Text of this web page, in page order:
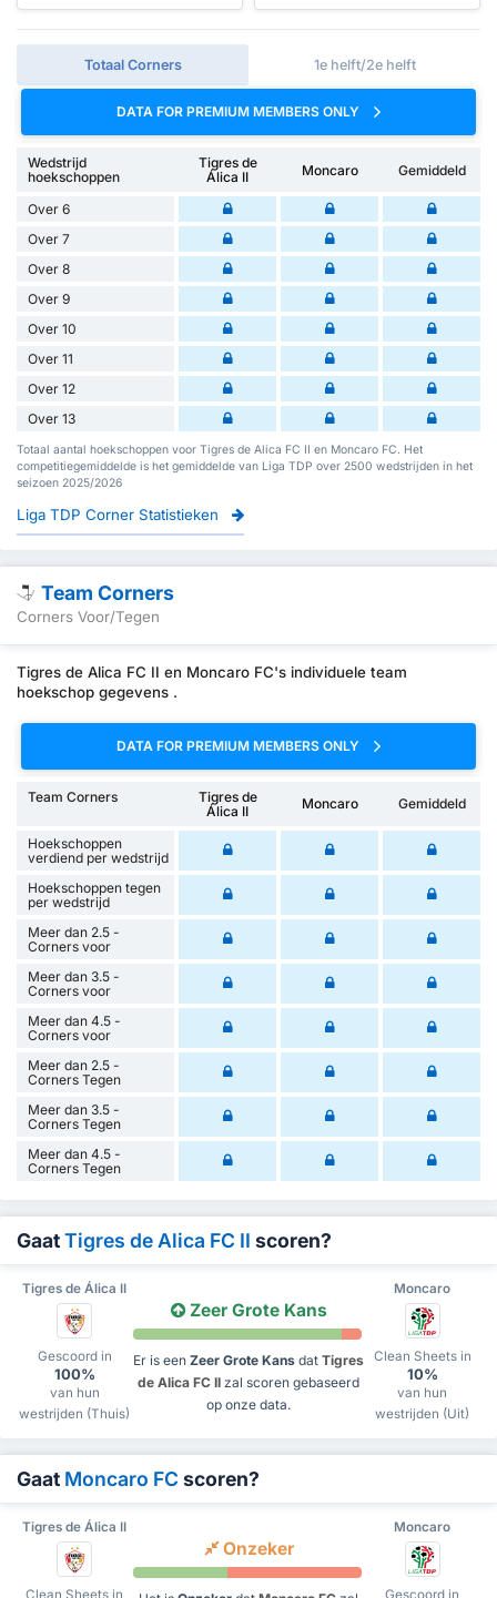
Totaal Corners 1e helft/2e helft
DATA FOR PREMIUM MEMBERS ONLY
Wedstrijd
hoekschoppen
Tigres de
Álica II
Moncaro Gemiddeld
Over 6
Over 7
Over 8
Over 9
Over 10
Over 11
Over 12
Over 13
Totaal aantal hoekschoppen voor Tigres de Alica FC II en Moncaro FC. Het
competitiegemiddelde is het gemiddelde van Liga TDP over 2500 wedstrijden in het
seizoen 2025/2026
Liga TDP Corner Statistieken
Team Corners
Corners Voor/Tegen
Tigres de Alica FC II en Moncaro FC's individuele team
hoekschop gegevens .
DATA FOR PREMIUM MEMBERS ONLY
Team Corners
Tigres de
Álica II
Moncaro Gemiddeld
Hoekschoppen
verdiend per wedstrijd
Hoekschoppen tegen
per wedstrijd
Meer dan 2.5 -
Corners voor
Meer dan 3.5 -
Corners voor
Meer dan 4.5 -
Corners voor
Meer dan 2.5 -
Corners Tegen
Meer dan 3.5 -
Corners Tegen
Meer dan 4.5 -
Corners Tegen
GaatTigres de Alica FC II scoren?
Tigres de Álica II Moncaro
Gescoord in
100%
van hun
westrijden (Thuis)
Zeer Grote Kans
Er is een Zeer Grote Kans dat Tigres
de Alica FC II zal scoren gebaseerd
op onze data.
Clean Sheets in
10%
van hun
westrijden (Uit)
Gaat Moncaro FC scoren?
Tigres de Álica II Moncaro
Clean Sheets in
Onzeker
Gescoord in